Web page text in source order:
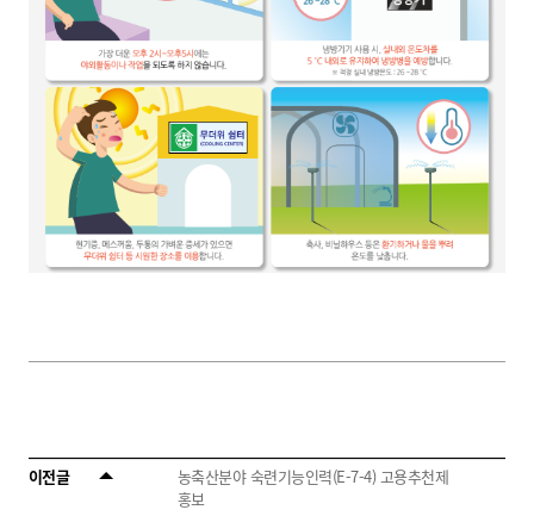
이전글
농축산분야 숙련기능인력(E-7-4) 고용추천제
홍보